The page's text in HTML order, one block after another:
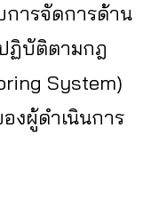
การจัดการด้าน
ฏิบัติตามกฎ
System)
งผู้ดำเนินการ